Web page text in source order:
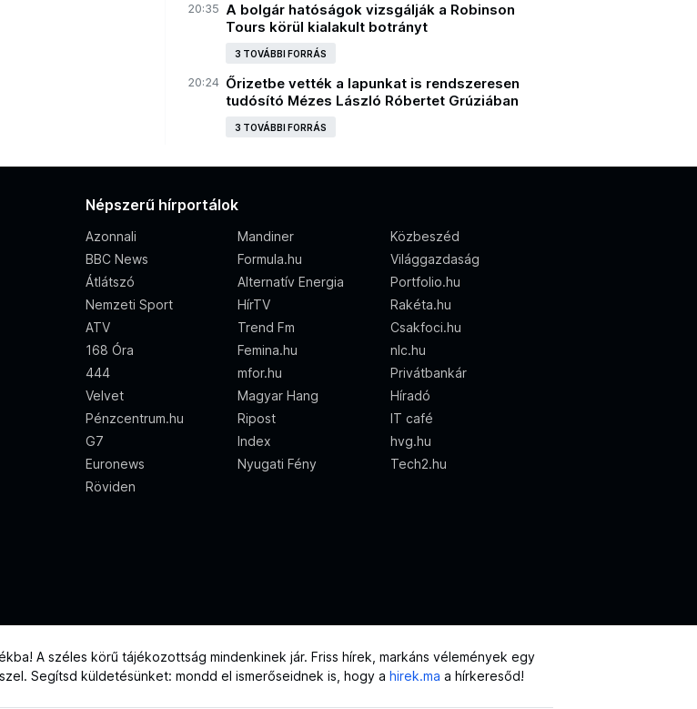
20:35 A bolgár hatóságok vizsgálják a Robinson
Tours körül kialakult botrányt
3 TOVÁBBI FORRÁS
20:24 Őrizetbe vették a lapunkat is rendszeresen
tudósító Mézes László Róbertet Grúziában
3 TOVÁBBI FORRÁS
Népszerű hírportálok
Azonnali Mandiner
Közbeszéd
BBC News
Formula.hu
Világgazdaság
Átlátszó
Alternatív Energia
Portfolio.hu
Nemzeti Sport
HírTV
Rakéta.hu
ATV
Trend Fm
Csakfoci.hu
168 Óra
Femina.hu
nlc.hu
444
mfor.hu
Privátbankár
Velvet
Magyar Hang
Híradó
Pénzcentrum.hu
Ripost
IT café
G7
Index
hvg.hu
Euronews
Nyugati Fény
Tech2.hu
Röviden
A széles körű tájékozottság mindenkinek jár. Friss hírek, markáns vélemények egy
Segítsd küldetésünket: mondd el ismerőseidnek is, hogy a hirek.ma a hírkeresőd!